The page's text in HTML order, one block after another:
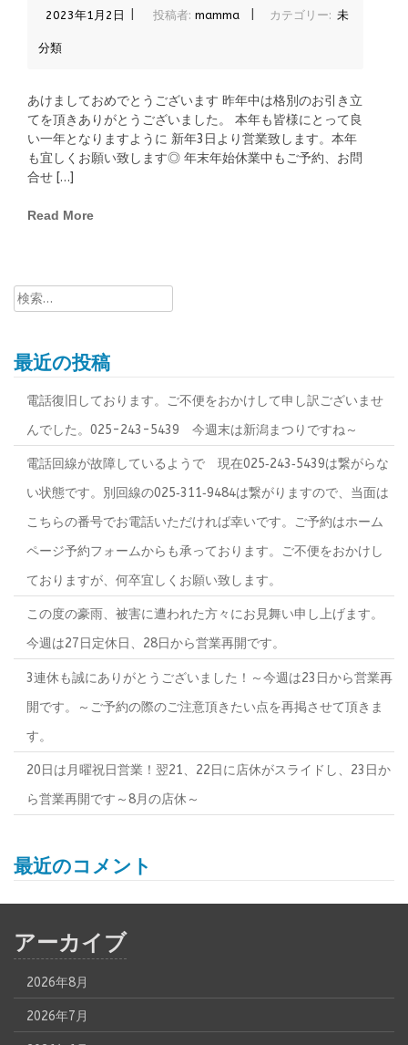
2023年1月2日 投稿者: mamma カテゴリー: 未
分類
あけましておめでとうございます 昨年中は格別のお引き立
てを頂きありがとうございました。 本年も皆様にとって良
い一年となりますように 新年3日より営業致します。本年
も宜しくお願い致します◎ 年末年始休業中もご予約、お問
合せ […]
Read More
検
索:
最近の投稿
電話復旧しております。ご不便をおかけして申し訳ございませ
んでした。025-243-5439 今週末は新潟まつりですね～
電話回線が故障しているようで 現在025‐243‐5439は繋がらな
い状態です。別回線の025‐311‐9484は繋がりますので、当面は
こちらの番号でお電話いただければ幸いです。ご予約はホーム
ページ予約フォームからも承っております。ご不便をおかけし
ておりますが、何卒宜しくお願い致します。
この度の豪雨、被害に遭われた方々にお見舞い申し上げます。
今週は27日定休日、28日から営業再開です。
3連休も誠にありがとうございました！～今週は23日から営業再
開です。～ご予約の際のご注意頂きたい点を再掲させて頂きま
す。
20日は月曜祝日営業！翌21、22日に店休がスライドし、23日か
ら営業再開です～8月の店休～
最近のコメント
アーカイブ
2026年8月
2026年7月